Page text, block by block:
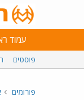
עמוד
פוסטים
פורומים